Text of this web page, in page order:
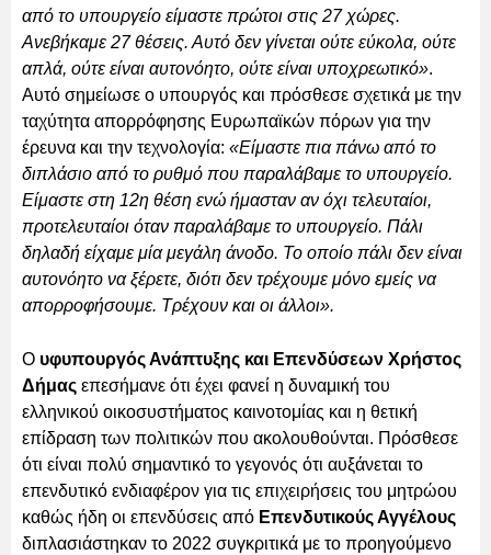
από το υπουργείο είμαστε πρώτοι στις 27 χώρες.
Ανεβήκαμε 27 θέσεις. Αυτό δεν γίνεται ούτε εύκολα, ούτε
απλά, ούτε είναι αυτονόητο, ούτε είναι υποχρεωτικό».
Αυτό σημείωσε ο υπουργός και πρόσθεσε σχετικά με την
ταχύτητα απορρόφησης Ευρωπαϊκών πόρων για την
έρευνα και την τεχνολογία: «Είμαστε πια πάνω από το
διπλάσιο από το ρυθμό που παραλάβαμε το υπουργείο.
Είμαστε στη 12η θέση ενώ ήμασταν αν όχι τελευταίοι,
προτελευταίοι όταν παραλάβαμε το υπουργείο. Πάλι
δηλαδή είχαμε μία μεγάλη άνοδο. Το οποίο πάλι δεν είναι
αυτονόητο να ξέρετε, διότι δεν τρέχουμε μόνο εμείς να
απορροφήσουμε. Τρέχουν και οι άλλοι».
Ο υφυπουργός Ανάπτυξης και Επενδύσεων Χρήστος
Δήμας επεσήμανε ότι έχει φανεί η δυναμική του
ελληνικού οικοσυστήματος καινοτομίας και η θετική
επίδραση των πολιτικών που ακολουθούνται. Πρόσθεσε
ότι είναι πολύ σημαντικό το γεγονός ότι αυξάνεται το
επενδυτικό ενδιαφέρον για τις επιχειρήσεις του μητρώου
καθώς ήδη οι επενδύσεις από Επενδυτικούς Αγγέλους
διπλασιάστηκαν το 2022 συγκριτικά με το προηγούμενο